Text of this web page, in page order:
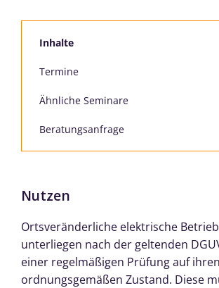
Inhalte
Termine
Ähnliche Seminare
Beratungsanfrage
Nutzen
Ortsveränderliche elektrische
unterliegen nach der geltenden
einer regelmäßigen Prüfung auf ihren
ordnungsgemäßen Zustand. Diese